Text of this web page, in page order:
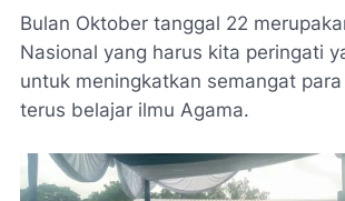
Bulan Oktober tanggal 22
Nasional yang harus kita peringati
untuk meningkatkan semangat
terus belajar ilmu Agama.